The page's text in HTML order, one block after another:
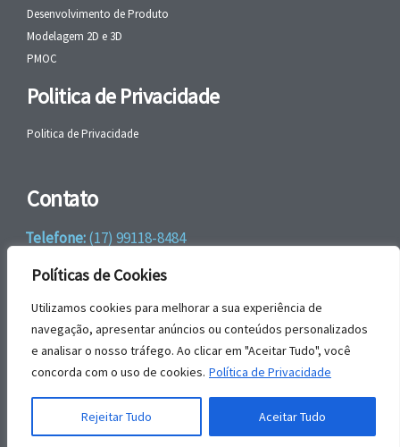
Políticas de Cookies
Utilizamos cookies para melhorar a sua experiência de
navegação, apresentar anúncios ou conteúdos personalizados
e analisar o nosso tráfego. Ao clicar em "Aceitar Tudo", você
concorda com o uso de cookies. Política de Privacidade
Rejeitar Tudo Aceitar Tudo
Desenvolvimento de Produto
Modelagem 2D e 3D
PMOC
Politica de Privacidade
Politica de Privacidade
Contato
Telefone:(17) 99118-8484
WhatsApp:+55 (17) 99118-8484
email:faleconosco@gbrengenharia.com
Rua Jatai, nº 81
Jardim das Paineiras, Ilha Solteira – SP